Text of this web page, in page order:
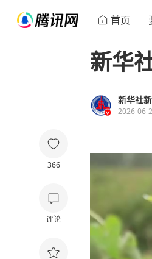
首页
366
评论
新华
新华社
2026-06-